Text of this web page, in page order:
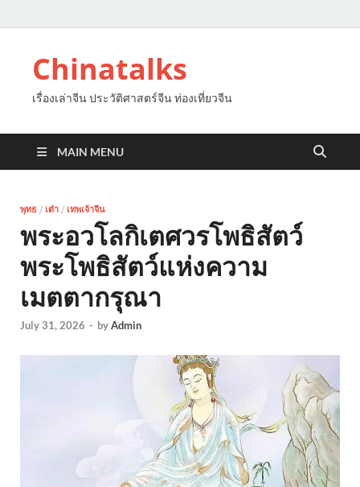
Chinatalks
เรื่องเล่าจีน ประวัติศาสตร์จีน ท่องเที่ยวจีน
MAIN MENU
พุทธ / เต๋า / เทพเจ้าจีน
พระอวโลกิเตศวรโพธิสัตว์
พระโพธิสัตว์แห่งความ
เมตตากรุณา
July 31, 2026 - byAdmin